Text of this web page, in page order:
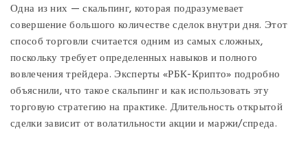
Одна из них — скальпинг, которая подразумевает
совершение большого количестве сделок внутри дня. Этот
способ торговли считается одним из самых сложных,
поскольку требует определенных навыков и полного
вовлечения трейдера. Эксперты «РБК-Крипто» подробно
объяснили, что такое скальпинг и как использовать эту
торговую стратегию на практике. Длительность открытой
сделки зависит от волатильности акции и маржи/спреда.